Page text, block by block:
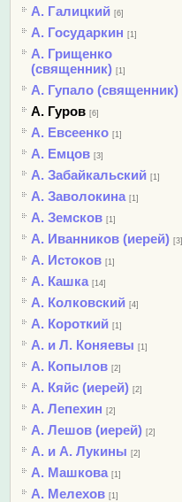
А. Галицкий [6]
А. Государкин [1]
А. Грищенко
(священник) [1]
А. Гупало (священник)
А. Гуров [6]
А. Евсеенко [1]
А. Емцов [3]
А. Забайкальский [1]
А. Заволокина [1]
А. Земсков [1]
А. Иванников (иерей) [3]
А. Истоков [1]
А. Кашка [14]
А. Колковский [4]
А. Короткий [1]
А. и Л. Коняевы [1]
А. Копылов [2]
А. Кяйс (иерей) [2]
А. Лепехин [2]
А. Лешов (иерей) [2]
А. и А. Лукины [2]
А. Машкова [1]
А. Мелехов [1]